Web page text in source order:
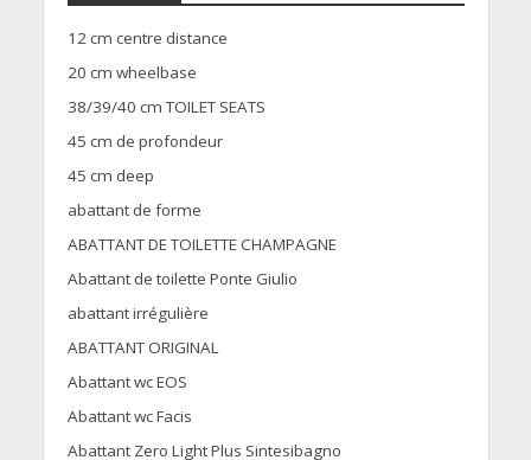
12 cm centre distance
20 cm wheelbase
38/39/40 cm TOILET SEATS
45 cm de profondeur
45 cm deep
abattant de forme
ABATTANT DE TOILETTE CHAMPAGNE
Abattant de toilette Ponte Giulio
abattant irrégulière
ABATTANT ORIGINAL
Abattant wc EOS
Abattant wc Facis
Abattant Zero Light Plus Sintesibagno